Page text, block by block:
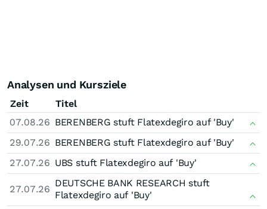
Analysen und Kursziele
Zeit
Titel
07.08.26 BERENBERG stuft Flatexdegiro auf 'Buy'
29.07.26 BERENBERG stuft Flatexdegiro auf 'Buy'
27.07.26 UBS stuft Flatexdegiro auf 'Buy'
27.07.26
DEUTSCHE BANK RESEARCH stuft
Flatexdegiro auf 'Buy'